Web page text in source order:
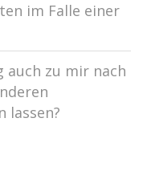
im Falle einer
auch zu mir nach
lassen?